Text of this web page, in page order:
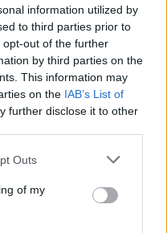
information utilized by
to third parties prior to
out of the further
by third parties on the
This information may
on the IAB’s List of
further disclose it to other
one or more Google
You may click to
its third-party tags to
in below Google
Outs
of my